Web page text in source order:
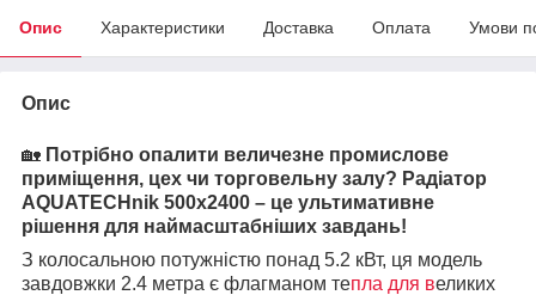
Опис Характеристики Доставка Оплата Умови
Опис
🏡 Потрібно опалити величезне промислове
приміщення, цех чи торговельну залу? Радіатор
AQUATECHnik 500x2400 – це ультимативне
рішення для наймасштабніших завдань!
З колосальною потужністю понад 5.2 кВт, ця модель
завдовжки 2.4 метра є флагманом тепла для великих